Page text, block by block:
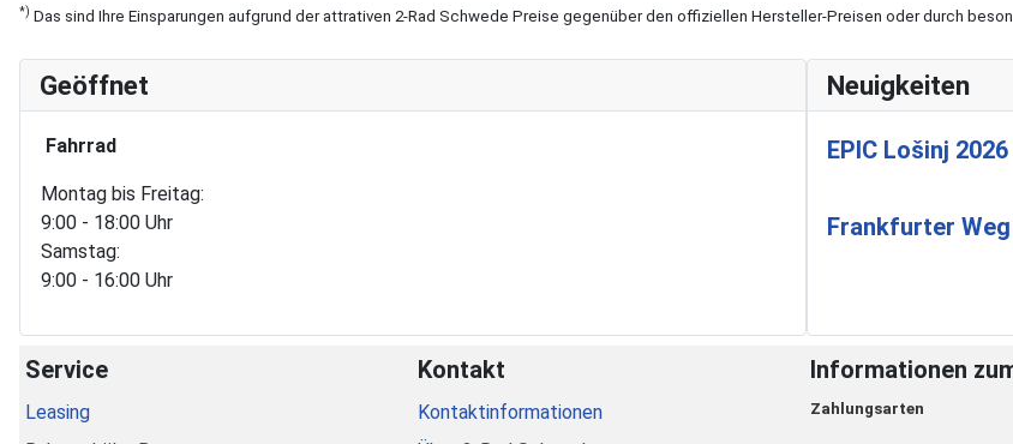
*) Das sind Ihre Einsparungen aufgrund der attrativen 2-Rad Schwede Preise gegenüber den offiziellen Hersteller-Preisen oder durch
Geöffnet
Fahrrad
Montag bis Freitag:
9:00 - 18:00 Uhr
Samstag:
9:00 - 16:00 Uhr
Neuigkeiten
EPIC Lošinj
Frankfurter
Service
Leasing
Kontakt
Kontaktinformationen
Informationen
Zahlungsarten